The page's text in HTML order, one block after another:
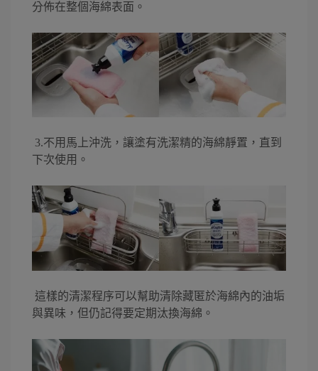
分佈在整個海綿表面。
3.不用馬上沖洗，讓塗有洗潔精的海綿靜置，直到
下次使用。
這樣的清潔程序可以幫助清除藏匿於海綿內的油垢
與異味，但仍記得要定期汰換海綿。